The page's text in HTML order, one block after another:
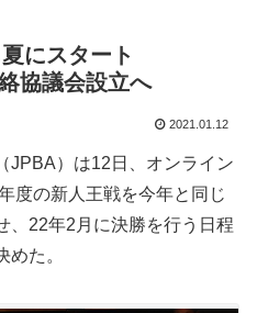
夏にスタート
協議会設立へ
2021.01.12
）は12日、オンライン
度の新人王戦を今年と同じ
、22年2月に決勝を行う日程
た。